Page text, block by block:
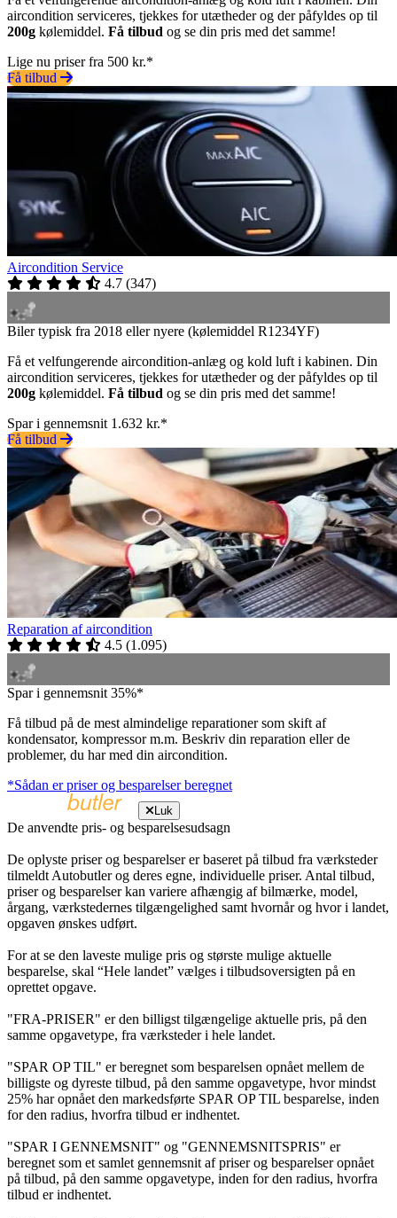
aircondition serviceres, tjekkes for utætheder og der påfyldes op til
200g kølemiddel. Få tilbud og se din pris med det samme!
Lige nu priser fra 500 kr.*
Få tilbud
Aircondition Service
4.7 (347)
Biler typisk fra 2018 eller nyere (kølemiddel R1234YF)
Få et velfungerende aircondition-anlæg og kold luft i kabinen. Din
aircondition serviceres, tjekkes for utætheder og der påfyldes op til
200g kølemiddel. Få tilbud og se din pris med det samme!
Spar i gennemsnit 1.632 kr.*
Få tilbud
Reparation af aircondition
4.5 (1.095)
Spar i gennemsnit 35%*
Få tilbud på de mest almindelige reparationer som skift af
kondensator, kompressor m.m. Beskriv din reparation eller de
problemer, du har med din aircondition.
*Sådan er priser og besparelser beregnet
Luk
De anvendte pris- og besparelsesudsagn
De oplyste priser og besparelser er baseret på tilbud fra værksteder
tilmeldt Autobutler og deres egne, individuelle priser. Antal tilbud,
priser og besparelser kan variere afhængig af bilmærke, model,
årgang, værkstedernes tilgængelighed samt hvornår og hvor i landet,
opgaven ønskes udført.
For at se den laveste mulige pris og største mulige aktuelle
besparelse, skal “Hele landet” vælges i tilbudsoversigten på en
oprettet opgave.
"FRA-PRISER" er den billigst tilgængelige aktuelle pris, på den
samme opgavetype, fra værksteder i hele landet.
"SPAR OP TIL" er beregnet som besparelsen opnået mellem de
billigste og dyreste tilbud, på den samme opgavetype, hvor mindst
25% har opnået den markedsførte SPAR OP TIL besparelse, inden
for den radius, hvorfra tilbud er indhentet.
"SPAR I GENNEMSNIT" og "GENNEMSNITSPRIS" er
beregnet som et samlet gennemsnit af priser og besparelser opnået
på tilbud, på den samme opgavetype, inden for den radius, hvorfra
tilbud er indhentet.